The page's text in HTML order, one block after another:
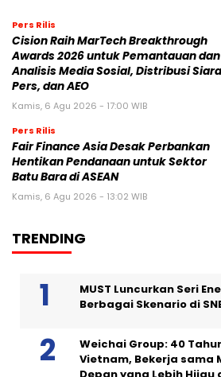
Pers Rilis
Cision Raih MarTech Breakthrough
Awards 2026 untuk Pemantauan dan
Analisis Media Sosial, Distribusi
Pers, dan AEO
Kamis, 6 Agu 2026 - 17:00 WIB
Pers Rilis
Fair Finance Asia Desak Perbankan
Hentikan Pendanaan untuk Sektor
Batu Bara di ASEAN
Kamis, 6 Agu 2026 - 13:02 WIB
TRENDING
MUST Luncurkan Seri
Berbagai Skenario di
Weichai Group: 40
Vietnam, Bekerja sama